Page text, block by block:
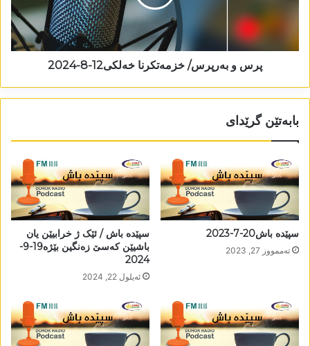
پرس و بەرپرس/ خزمەتکرنا خەلکی12-8-2024
بابەتێن گرێدای
سپێدە باش20-7-2023
تەممووز 27, 2023
سپێدە باش / ئێک ژ خرابیێن یان
باشیێن کەسێ زەنگین بێژە19-9-
2024
ئه‌یلول 22, 2024